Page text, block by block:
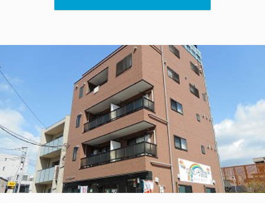
※建物名・号室をお申し出くださいませ※
休暇明けは5月8日10時から営業開始となります。
何卒ご理解の程宜しくお願い致します。
2024.12.27